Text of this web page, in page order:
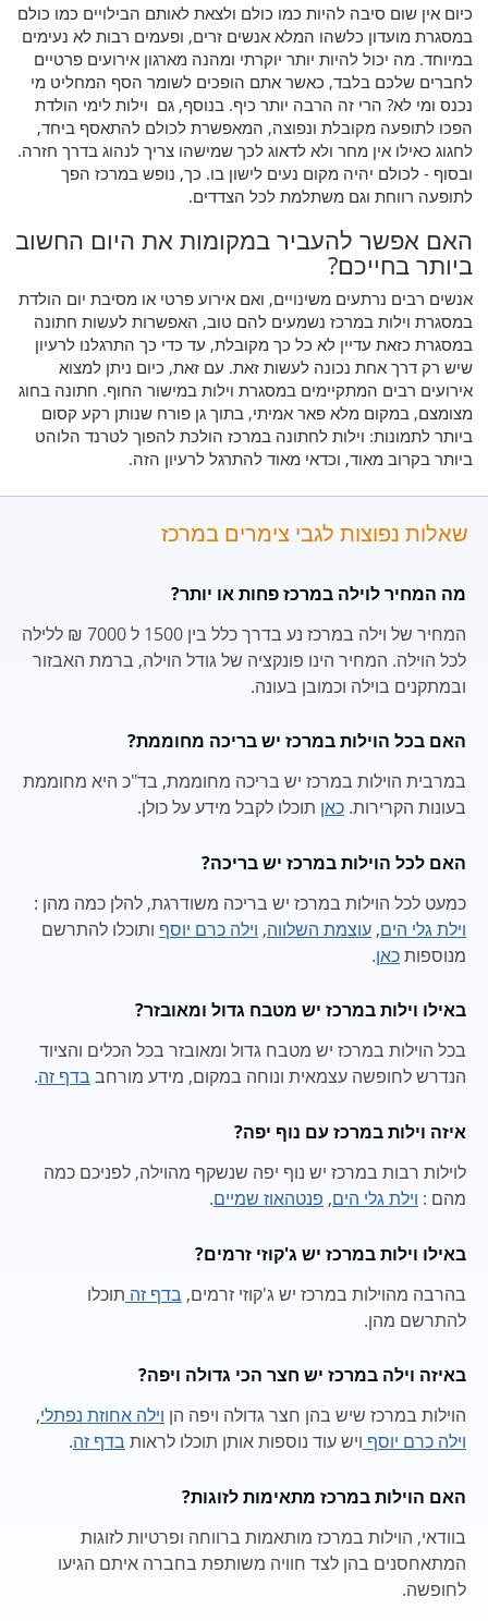
כיום אין שום סיבה להיות כמו כולם ולצאת לאותם הבילויים כמו כולם
במסגרת מועדון כלשהו המלא אנשים זרים, ופעמים רבות לא נעימים
במיוחד. מה יכול להיות יותר יוקרתי ומהנה מארגון אירועים פרטיים
לחברים שלכם בלבד, כאשר אתם הופכים לשומר הסף המחליט מי
נכנס ומי לא? הרי זה הרבה יותר כיף. בנוסף, גם וילות לימי הולדת
הפכו לתופעה מקובלת ונפוצה, המאפשרת לכולם להתאסף ביחד,
לחגוג כאילו אין מחר ולא לדאוג לכך שמישהו צריך לנהוג בדרך חזרה.
ובסוף - לכולם יהיה מקום נעים לישון בו. כך, נופש במרכז הפך
לתופעה רווחת וגם משתלמת לכל הצדדים.
האם אפשר להעביר במקומות את היום החשוב
ביותר בחייכם?
אנשים רבים נרתעים משינויים, ואם אירוע פרטי או מסיבת יום הולדת
במסגרת וילות במרכז נשמעים להם טוב, האפשרות לעשות חתונה
במסגרת כזאת עדיין לא כל כך מקובלת, עד כדי כך התרגלנו לרעיון
שיש רק דרך אחת נכונה לעשות זאת. עם זאת, כיום ניתן למצוא
אירועים רבים המתקיימים במסגרת וילות במישור החוף. חתונה בחוג
מצומצם, במקום מלא פאר אמיתי, בתוך גן פורח שנותן רקע קסום
ביותר לתמונות: וילות לחתונה במרכז הולכת להפוך לטרנד הלוהט
ביותר בקרוב מאוד, וכדאי מאוד להתרגל לרעיון הזה.
שאלות נפוצות לגבי צימרים במרכז
מה המחיר לוילה במרכז פחות או יותר?
המחיר של וילה במרכז נע בדרך כלל בין 1500 ל 7000 ₪ ללילה
לכל הוילה. המחיר הינו פונקציה של גודל הוילה, ברמת האבזור
ובמתקנים בוילה וכמובן בעונה.
האם בכל הוילות במרכז יש בריכה מחוממת?
במרבית הוילות במרכז יש בריכה מחוממת, בד"כ היא מחוממת
בעונות הקרירות. כאן תוכלו לקבל מידע על כולן.
האם לכל הוילות במרכז יש בריכה?
כמעט לכל הוילות במרכז יש בריכה משודרגת, להלן כמה מהן :
וילת גלי הים, עוצמת השלווה, וילה כרם יוסף ותוכלו להתרשם
מנוספותכאן.
באילו וילות במרכז יש מטבח גדול ומאובזר?
בכל הוילות במרכז יש מטבח גדול ומאובזר בכל הכלים והציוד
הנדרש לחופשה עצמאית ונוחה במקום, מידע מורחב בדף זה.
איזה וילות במרכז עם נוף יפה?
לוילות רבות במרכז יש נוף יפה שנשקף מהוילה, לפניכם כמה
מהם : וילת גלי הים, פנטהאוז שמיים.
באילו וילות במרכז יש ג'קוזי זרמים?
בהרבה מהוילות במרכז יש ג'קוזי זרמים, בדף זה תוכלו
להתרשם מהן.
באיזה וילה במרכז יש חצר הכי גדולה ויפה?
הוילות במרכז שיש בהן חצר גדולה ויפה הן וילה אחוזת נפתלי,
וילה כרם יוסף ויש עוד נוספות אותן תוכלו לראות בדף זה.
האם הוילות במרכז מתאימות לזוגות?
בוודאי, הוילות במרכז מותאמות ברווחה ופרטיות לזוגות
המתאחסנים בהן לצד חוויה משותפת בחברה איתם הגיעו
לחופשה.